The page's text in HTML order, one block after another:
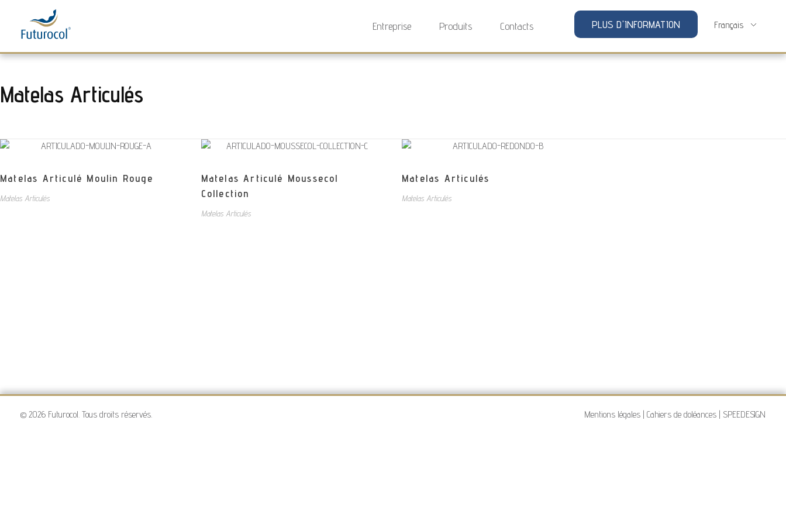
Entreprise Produits Contacts PLUS D'INFORMATION
Matelas Articulés
Matelas Articulé Moulin Rouge
Matelas Articulés
Matelas Articulé Moussecol
Collection
Matelas Articulés
Matelas Articulés
Matelas Articulés
© 2026 Futurocol. Tous droits réservés. Mentions légales | Cahiers de doléances | SPEEDESIGN